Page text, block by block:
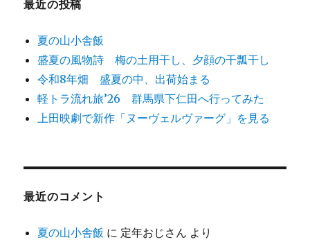
最近の投稿
夏の山小舎飯
盛夏の風物詩 梅の土用干し、夕顔の干瓢干し
令和8年畑 盛夏の中、出荷始まる
軽トラ流れ旅’26 群馬県下仁田へ行ってみた
上田映劇で新作「ヌーヴェルヴァーグ」を見る
最近のコメント
夏の山小舎飯 に 定年おじさん より